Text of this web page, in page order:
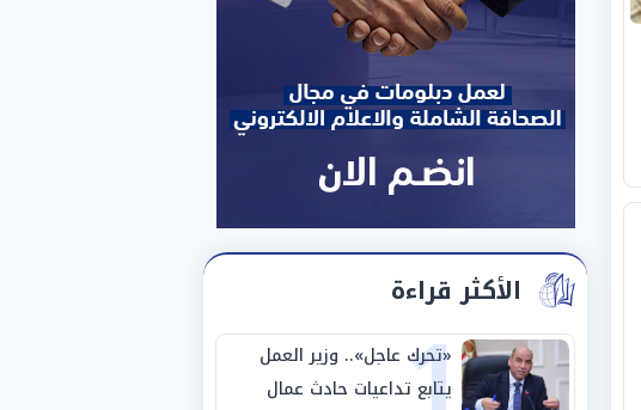
الأكثر قراءة
«تحرك عاجل».. وزير العمل
يتابع تداعيات حادث عمال